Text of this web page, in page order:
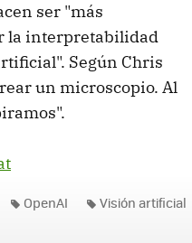
ser "más
la interpretabilidad
Según Chris
un microscopio. Al
OpenAI Visión artificial